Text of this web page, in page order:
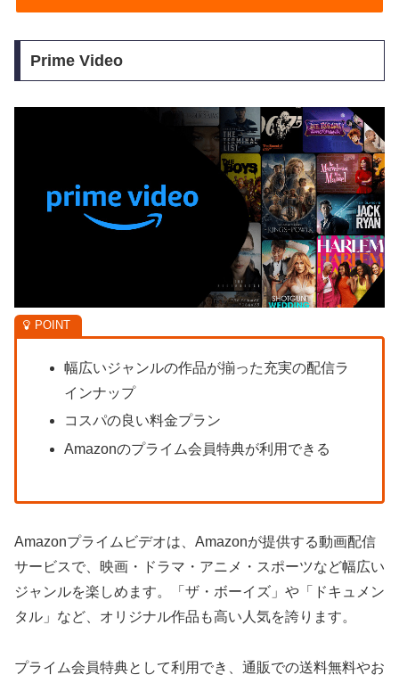
Prime Video
幅広いジャンルの作品が揃った充実の配信ラ
インナップ
コスパの良い料金プラン
Amazonのプライム会員特典が利用できる
Amazonプライムビデオは、Amazonが提供する動画配信
サービスで、映画・ドラマ・アニメ・スポーツなど幅広い
ジャンルを楽しめます。「ザ・ボーイズ」や「ドキュメン
タル」など、オリジナル作品も高い人気を誇ります。
プライム会員特典として利用でき、通販での送料無料やお